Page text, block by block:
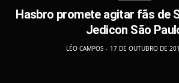
Hasbro promete agitar fãs de
Jedicon São
LÉO CAMPOS 17 DE OUTUBRO DE